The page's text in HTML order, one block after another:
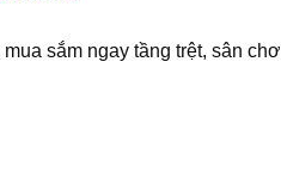
mua sắm ngay tầng trệt, sân